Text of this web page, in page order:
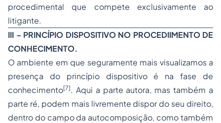
procedimental que compete exclusivamente ao
litigante.
III – PRINCÍPIO DISPOSITIVO NO PROCEDIIMENTO DE
CONHECIMENTO.
O ambiente em que seguramente mais visualizamos a
presença do princípio dispositivo é na fase de
conhecimento[7]. Aqui a parte autora, mas também a
parte ré, podem mais livremente dispor do seu direito,
dentro do campo da autocomposição, como também